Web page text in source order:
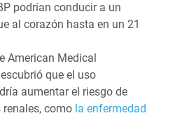
podrían conducir a un
al corazón hasta en un 21
American Medical
que el uso
aumentar el riesgo de
como la enfermedad